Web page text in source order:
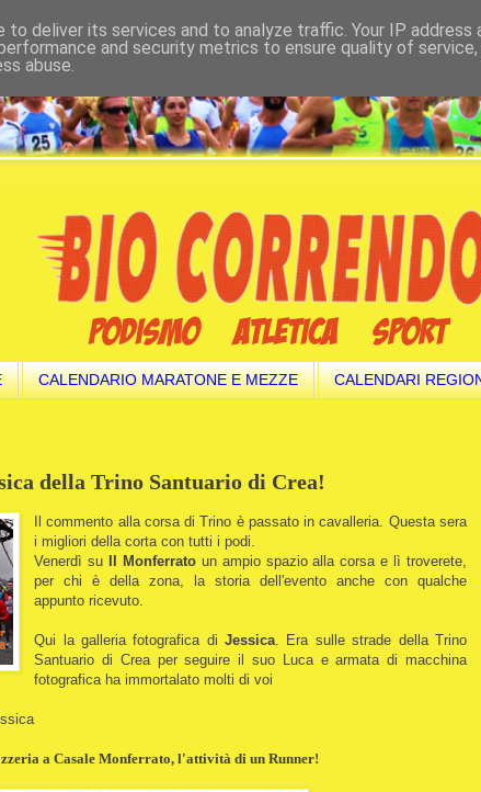
CALENDARIO MARATONE E MEZZE CALENDARI
della Trino Santuario di Crea!
Il commento alla corsa di Trino è passato in cavalleria. Questa sera
i migliori della corta con tutti i podi.
Venerdì su
Il Monferratoun ampio spazio alla corsa e lì troverete,
per chi è della zona, la storia dell'evento anche con qualche
appunto ricevuto.
Qui la galleria fotografica diJessica . Era sulle strade della Trino
Santuario di Crea per seguire il suo Luca e armata di macchina
fotografica ha immortalato molti di voi
a Casale Monferrato, l'attività di un Runner!
deliver its services and to analyze traffic. Your IP address
and security metrics to ensure quality of
abuse.